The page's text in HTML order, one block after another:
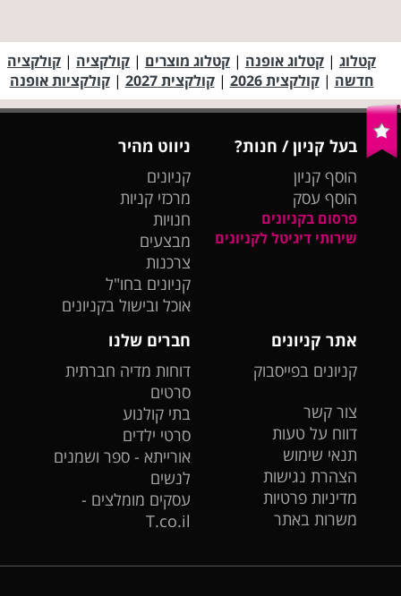
קטלוג | קטלוג אופנה | קטלוג מוצרים | קולקציה | קולקציה
חדשה |קולקצית 2026 |קולקצית 2027 |קולקציות אופנה
בעל קניון / חנות?
הוסף קניון
הוסף עסק
פרסום בקניונים
שירותי דיגיטל לקניונים
ניווט מהיר
קניונים
מרכזי קניות
חנויות
מבצעים
צרכנות
קניונים בחו"ל
אוכל ובישול בקניונים
אתר קניונים
קניונים בפייסבוק
צור קשר
דווח על טעות
תנאי שימוש
הצהרת נגישות
מדיניות פרטיות
משרות באתר
חברים שלנו
דוחות מדיה חברתית
סרטים
בתי קולנוע
סרטי ילדים
אורייתא - ספר ושמנים
לנשים
עסקים מומלצים -
T.co.il